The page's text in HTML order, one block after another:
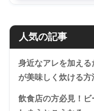
人気の記事
身近なアレを加え
が美味しく炊ける方
飲食店の方必見！